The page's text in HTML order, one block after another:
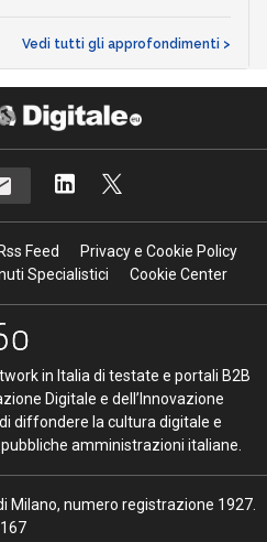
Vedi tutti gli approfondimenti >
Rss Feed
Privacy e Cookie Policy
Specialistici
Cookie Center
in Italia di testate e portali B2B
Digitale e dell’Innovazione
diffondere la cultura digitale e
amministrazioni italiane.
Milano, numero registrazione 1927.